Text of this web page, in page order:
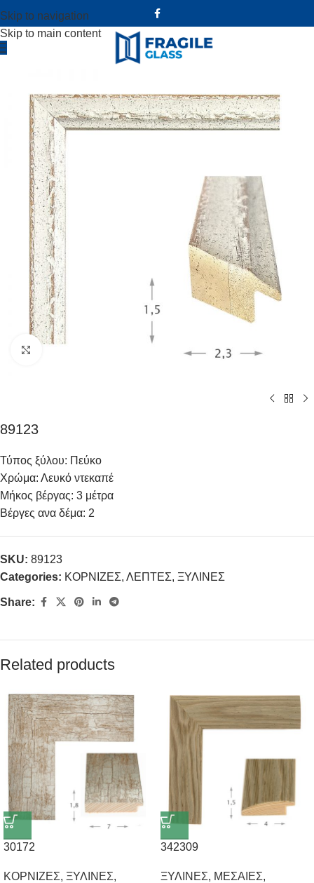
Skip to navigation
Skip to main content
89123
Τύπος ξύλου: Πεύκο
Χρώμα: Λευκό ντεκαπέ
Μήκος βέργας: 3 μέτρα
Βέργες ανα δέμα: 2
SKU: 89123
Categories: ΚΟΡΝΙΖΕΣ, ΛΕΠΤΕΣ, ΞΥΛΙΝΕΣ
Share:
Related products
30172
ΚΟΡΝΙΖΕΣ, ΞΥΛΙΝΕΣ,
342309
ΞΥΛΙΝΕΣ, ΜΕΣΑΙΕΣ,